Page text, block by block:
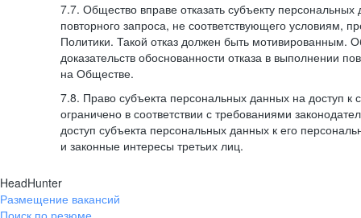
7.7. Общество вправе отказать субъекту
повторного запроса, не соответствующего условиям,
Политики. Такой отказ должен быть мотивированным.
доказательств обоснованности отказа в выполнении
на Обществе.
7.8. Право субъекта персональных данных на доступ
ограничено в соответствии с требованиями
доступ субъекта персональных данных к его
и законные интересы третьих лиц.
HeadHunter
Размещение вакансий
Поиск по резюме